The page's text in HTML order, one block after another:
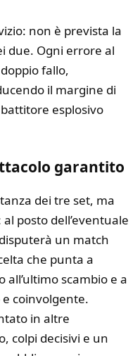
non è prevista la
due. Ogni errore al
fallo,
il margine di
esplosivo
garantito
dei tre set, ma
posto dell’eventuale
un match
che punta a
scambio e a
coinvolgente.
in altre
colpi decisivi e un